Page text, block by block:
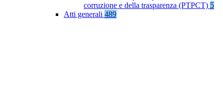
corruzione e della trasparenza (PTPCT) 5
Atti generali 489